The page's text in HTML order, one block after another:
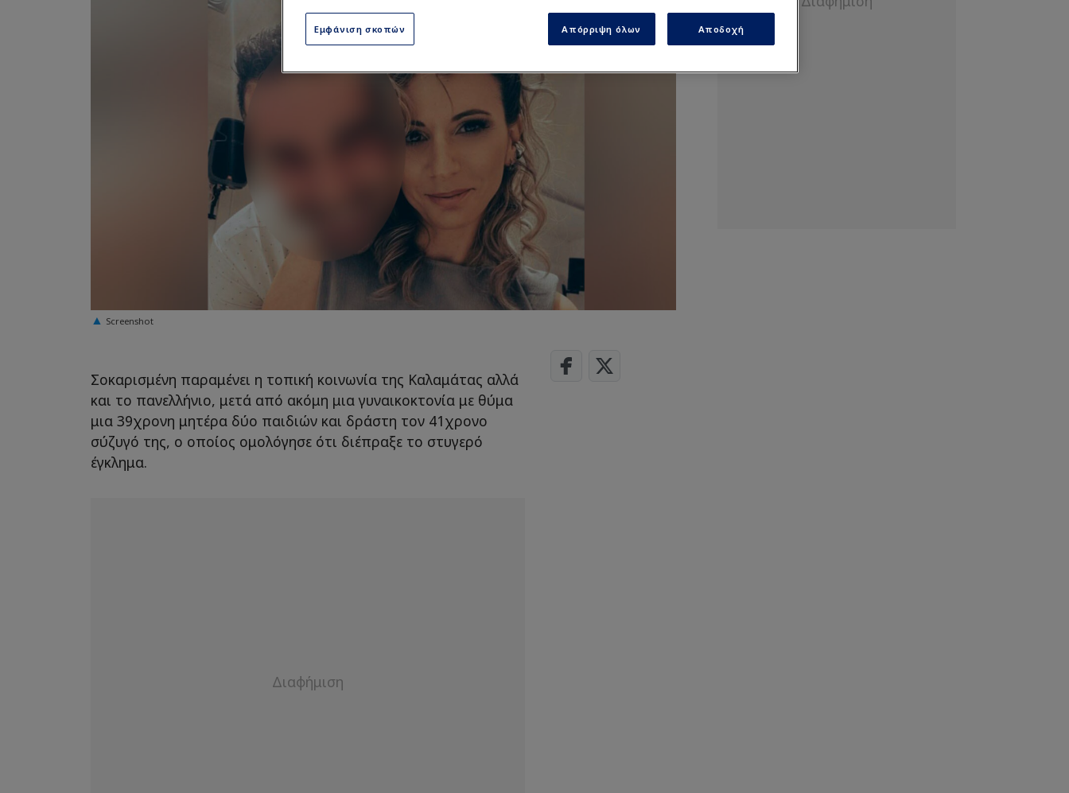
Screenshot
Σοκαρισμένη παραμένει η τοπική κοινωνία της Καλαμάτας αλλά
και το πανελλήνιο, μετά από ακόμη μια γυναικοκτονία με θύμα
μια 39χρονη μητέρα δύο παιδιών και δράστη τον 41χρονο
σύζυγό της, ο οποίος ομολόγησε ότι διέπραξε το στυγερό
έγκλημα.
Εμφάνιση σκοπών Απόρριψη όλων Αποδοχή